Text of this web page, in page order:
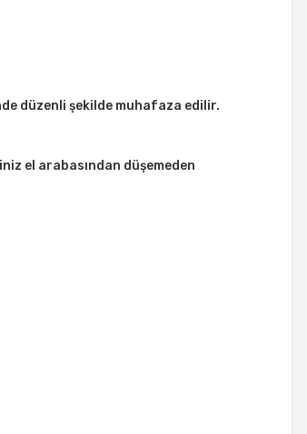
düzenli şekilde muhafaza edilir.
el arabasından düşemeden